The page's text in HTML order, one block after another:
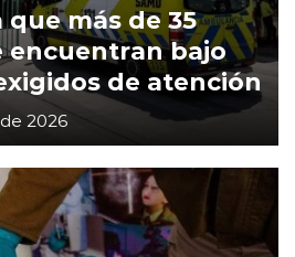
más de 35
encuentran bajo
de atención
2026